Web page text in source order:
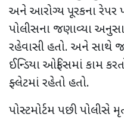
અને આરોગ્ય પૂરકના રેપર
પોલીસના જણાવ્યા
રહેવાસી હતો. અને સાથે
ઈન્ડિયા ઓફિસમાં કામ
ફ્લેટમાં રહેતો હતો.
પોસ્ટમોર્ટમ પછી પોલીસે